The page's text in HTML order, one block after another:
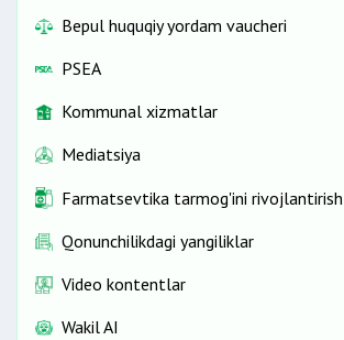
Bepul huquqiy yordam vaucheri
PSEA
Kommunal xizmatlar
Mediatsiya
Farmatsevtika tarmog'ini
Qonunchilikdagi yangiliklar
Video kontentlar
Wakil AI